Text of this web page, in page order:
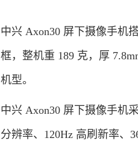
中兴 Axon30 屏下摄像手机
框，整机重 189 克，厚
机型。
中兴 Axon30 屏下摄像手机
分辨率、120Hz 高刷新率、